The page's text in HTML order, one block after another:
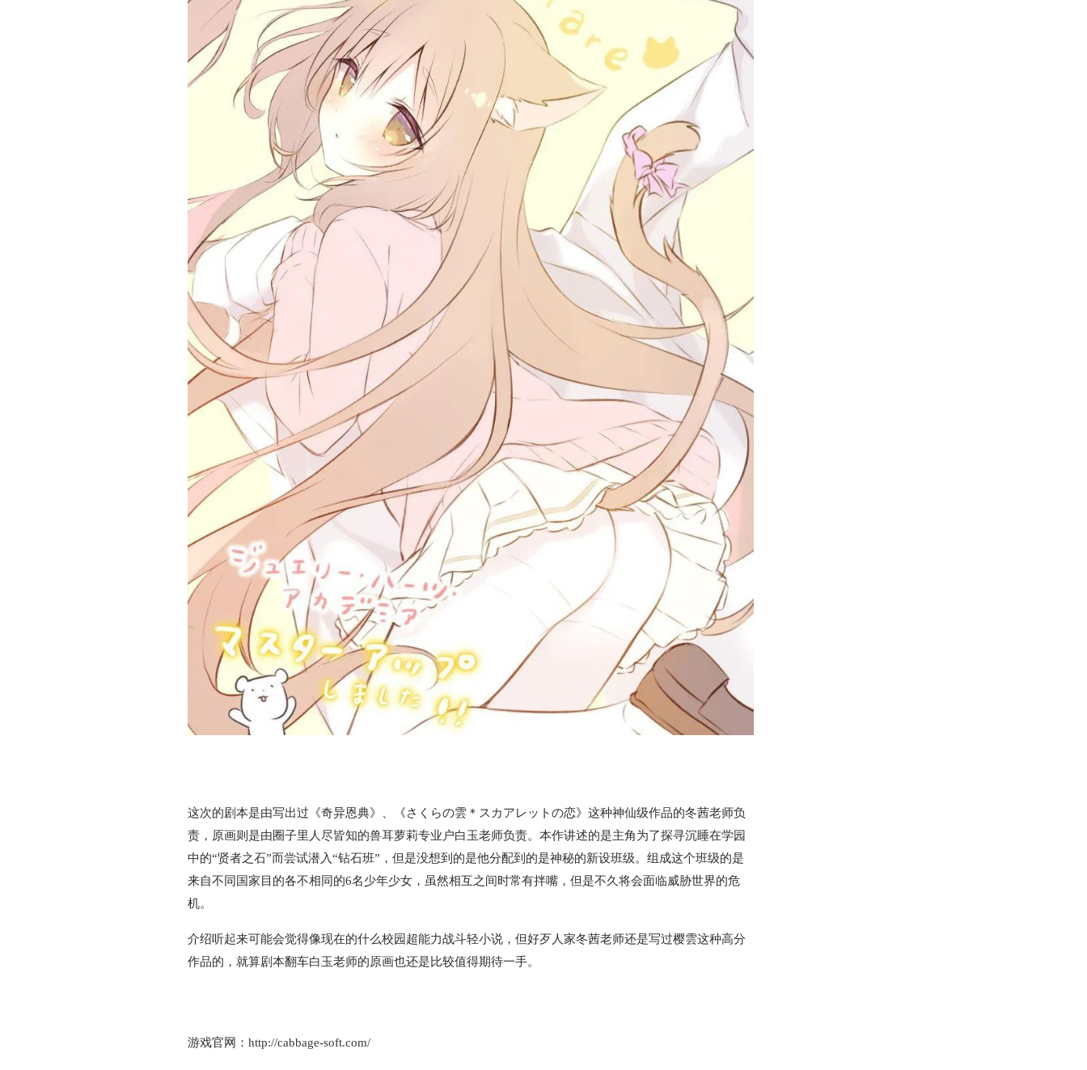
这次的剧本是由写出过《奇异恩典》、《さくらの雲＊スカアレットの恋》这种神仙级作品的冬茜老师负
责，原画则是由圈子里人尽皆知的兽耳萝莉专业户白玉老师负责。本作讲述的是主角为了探寻沉睡在学园
中的“贤者之石”而尝试潜入“钻石班”，但是没想到的是他分配到的是神秘的新设班级。组成这个班级的是
来自不同国家目的各不相同的6名少年少女，虽然相互之间时常有拌嘴，但是不久将会面临威胁世界的危
机。
介绍听起来可能会觉得像现在的什么校园超能力战斗轻小说，但好歹人家冬茜老师还是写过樱雲这种高分
作品的，就算剧本翻车白玉老师的原画也还是比较值得期待一手。
游戏官网： http://cabbage-soft.com/